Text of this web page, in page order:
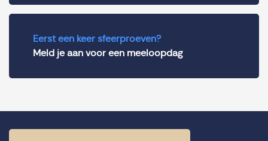
Eerst een keer sfeerproeven?
Meld je aan voor een meeloopdag